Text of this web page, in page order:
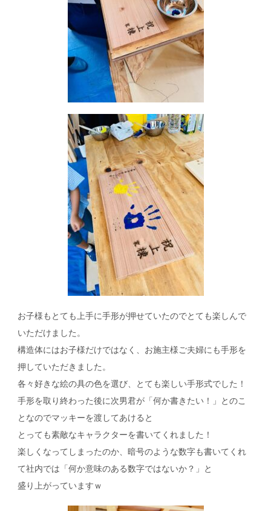
お子様もとても上手に手形が押せていたのでとても楽しんで
いただけました。
構造体にはお子様だけではなく、お施主様ご夫婦にも手形を
押していただきました。
各々好きな絵の具の色を選び、とても楽しい手形式でした！
手形を取り終わった後に次男君が「何か書きたい！」とのこ
となのでマッキーを渡してあけると
とっても素敵なキャラクターを書いてくれました！
楽しくなってしまったのか、暗号のような数字も書いてくれ
て社内では「何か意味のある数字ではないか？」と
盛り上がっていますｗ